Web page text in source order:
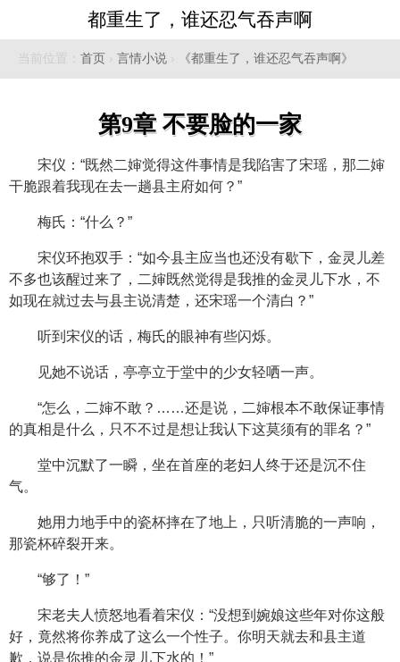
都重生了，谁还忍气吞声啊
当前位置： 首页 › 言情小说 › 《都重生了，谁还忍气吞声啊》
第9章 不要脸的一家
宋仪：“既然二婶觉得这件事情是我陷害了宋瑶，那二婶
干脆跟着我现在去一趟县主府如何？”
梅氏：“什么？”
宋仪环抱双手：“如今县主应当也还没有歇下，金灵儿差
不多也该醒过来了，二婶既然觉得是我推的金灵儿下水，不
如现在就过去与县主说清楚，还宋瑶一个清白？”
听到宋仪的话，梅氏的眼神有些闪烁。
见她不说话，亭亭立于堂中的少女轻哂一声。
“怎么，二婶不敢？……还是说，二婶根本不敢保证事情
的真相是什么，只不不过是想让我认下这莫须有的罪名？”
堂中沉默了一瞬，坐在首座的老妇人终于还是沉不住
气。
她用力地手中的瓷杯摔在了地上，只听清脆的一声响，
那瓷杯碎裂开来。
“够了！”
宋老夫人愤怒地看着宋仪：“没想到婉娘这些年对你这般
好，竟然将你养成了这么一个性子。你明天就去和县主道
歉，说是你推的金灵儿下水的！”